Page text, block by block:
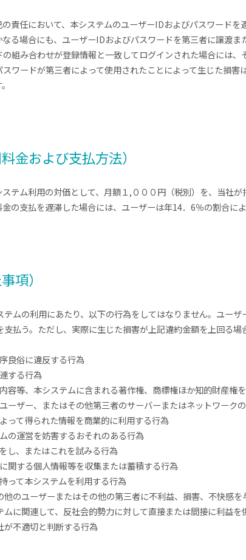
責任において、本システムのユーザーIDおよびパスワードを
る場合にも、ユーザーIDおよびパスワードを第三者に譲渡
組み合わせが登録情報と一致してログインされた場合には
ワードが第三者によって使用されたことによって生じた損
金および支払方法）
テム利用の対価として、月額１,０００円（税別）を、当社が
の支払を遅滞した場合には、ユーザーは年14．6％の割合に
項）
テムの利用にあたり、以下の行為をしてはなりません。ユー
支払う。ただし、実際に生じた損害が上記違約金額を上回る
良俗に違反する行為
する行為
容等、本システムに含まれる著作権、商標権ほか知的財産権
ーザー、またはその他第三者のサーバーまたはネットワーク
って得られた情報を商業的に利用する行為
の運営を妨害するおそれのある行為
し、またはこれを試みる行為
関する個人情報等を収集または蓄積する行為
って本システムを利用する行為
他のユーザーまたはその他の第三者に不利益、損害、不快感を
ムに関連して、反社会的勢力に対して直接または間接に利益を
が不適切と判断する行為